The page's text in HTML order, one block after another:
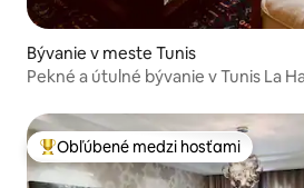
Bývanie v meste Tunis
Pekné a útulné bývanie v Tunis La
Najobľúbenejšie medzi hosťami
Obľúbené medzi hosťami